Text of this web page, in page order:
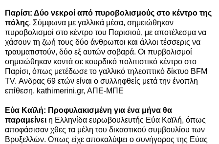
Παρίσι: Δύο νεκροί από πυροβολισμούς στο κέντρο της
πόλης. Σύμφωνα με γαλλικά μέσα, σημειώθηκαν
πυροβολισμοί στο κέντρο του Παρισιού, με αποτέλεσμα να
χάσουν τη ζωή τους δύο άνθρωποι και άλλοι τέσσερις να
τραυματιστούν, δύο εξ αυτών σοβαρά. Οι πυρβολισμοί
σημειώθηκαν κοντά σε κουρδικό πολιτιστικό κέντρο στο
Παρίσι, όπως μετέδωσε το γαλλικό τηλεοπτικό δίκτυο BFM
TV. Ανδρας 69 ετών είναι ο συλληφθείς μετά την ένοπλη
επίθεση. kathimerini.gr, ΑΠΕ-ΜΠΕ
Εύα Καϊλή: Προφυλακισμένη για ένα μήνα θα
παραμείνει η Ελληνίδα ευρωβουλευτής Εύα Καϊλή, όπως
αποφάσισαν χθες τα μέλη του δικαστικού συμβουλίου των
Βρυξελλών. Οπως είχε αποκαλύψει ο συνήγορος της Eύας